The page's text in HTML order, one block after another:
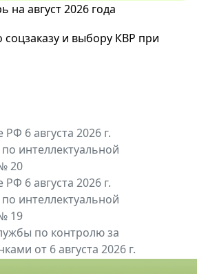
август 2026 года
и выбору КВР при
6 августа 2026 г.
интеллектуальной
20
6 августа 2026 г.
интеллектуальной
19
по контролю за
от 6 августа 2026 г.
алкогольной...